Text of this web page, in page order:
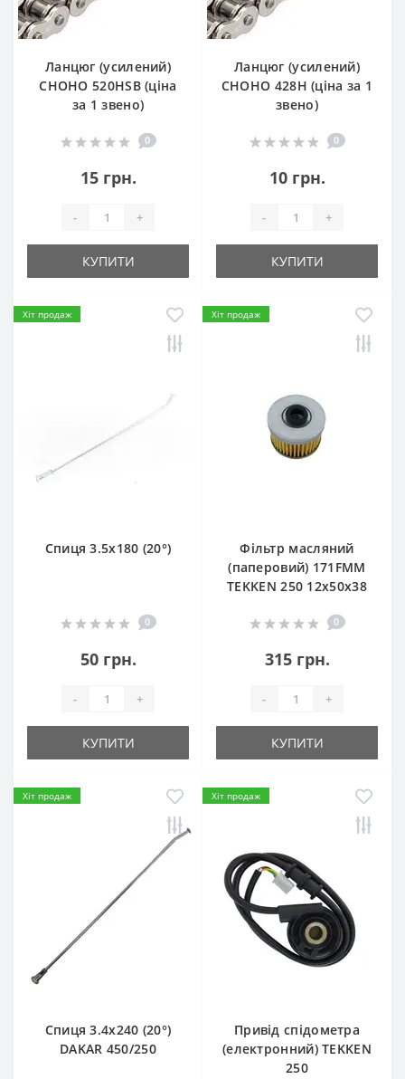
Ланцюг (усилений)
СHOHO 520HSB (ціна
за 1 звено)
0
15 грн.
- +
КУПИТИ
Ланцюг (усилений)
СHOHO 428H (ціна за 1
звено)
0
10 грн.
- +
КУПИТИ
Хіт продаж
Спиця 3.5х180 (20°)
0
50 грн.
- +
КУПИТИ
Хіт продаж
Фільтр масляний
(паперовий) 171FMM
TEKKEN 250 12х50х38
0
315 грн.
- +
КУПИТИ
Хіт продаж
Спиця 3.4х240 (20°)
DAKAR 450/250
Хіт продаж
Привід спідометра
(електронний) TEKKEN
250